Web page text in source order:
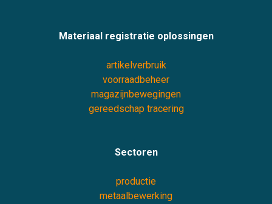
Materiaal registratie oplossingen
artikelverbruik
voorraadbeheer
magazijnbewegingen
gereedschap tracering
Sectoren
productie
metaalbewerking